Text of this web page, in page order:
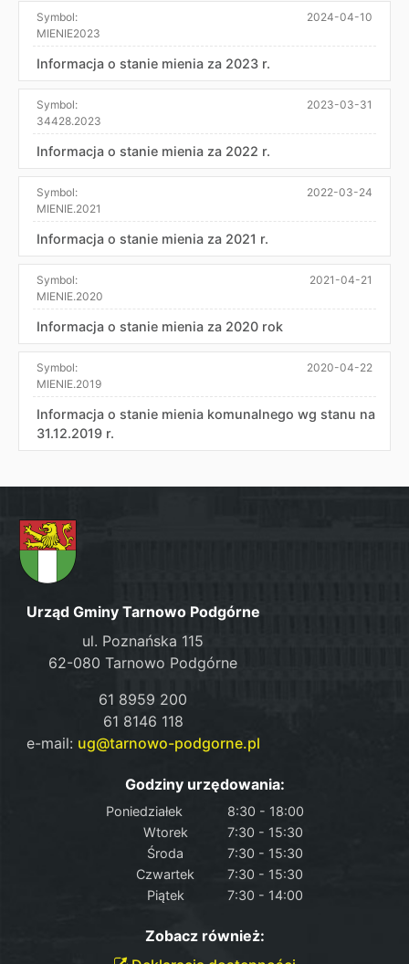
Symbol:
MIENIE2023
2024-04-10
Informacja o stanie mienia za 2023 r.
Symbol:
34428.2023
2023-03-31
Informacja o stanie mienia za 2022 r.
Symbol:
MIENIE.2021
2022-03-24
Informacja o stanie mienia za 2021 r.
Symbol:
MIENIE.2020
2021-04-21
Informacja o stanie mienia za 2020 rok
Symbol:
MIENIE.2019
2020-04-22
Informacja o stanie mienia komunalnego wg stanu na
31.12.2019 r.
Urząd Gminy Tarnowo Podgórne
ul. Poznańska 115
62-080 Tarnowo Podgórne
61 8959 200
61 8146 118
e-mail: ug@tarnowo-podgorne.pl
Godziny urzędowania:
Poniedziałek
8:30 - 18:00
Wtorek
7:30 - 15:30
Środa
7:30 - 15:30
Czwartek
7:30 - 15:30
Piątek
7:30 - 14:00
Zobacz również: